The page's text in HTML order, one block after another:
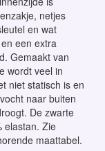
netjes
en wat
een extra
Gemaakt van
wordt veel in
niet statisch is en
naar buiten
De zwarte
elastan. Zie
maattabel.